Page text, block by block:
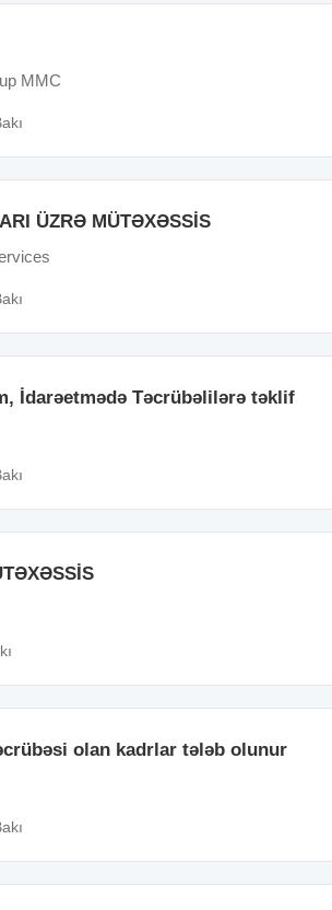
MMC
ÜZRƏ MÜTƏXƏSSİS
İdarəetmədə Təcrübəlilərə təklif
olan kadrlar tələb olunur